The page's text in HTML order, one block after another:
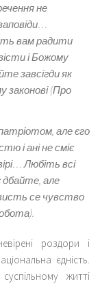
не
вам радити
і Божому
завсігди як
законові(Про
але єго
і ані не сміє
Любіть всі
дбайте, але
се чувство
роздори і
єдність.
житті